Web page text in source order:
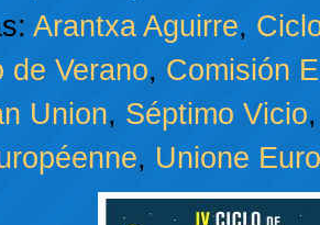
Arantxa Aguirre,
de Verano, Comisión
Union, Séptimo Vicio
, Unione